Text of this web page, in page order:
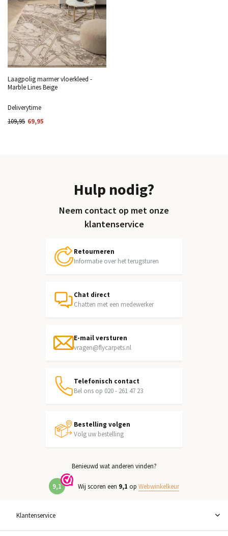
Laagpolig marmer vloerkleed -
Marble Lines Beige
Deliverytime
109,95 69,95
Hulp nodig?
Neem contact op met onze
klantenservice
Retourneren
Informatie over het terugsturen
Chat direct
Chatten met een medewerker
E-mail versturen
vragen@flycarpets.nl
Telefonisch contact
Bel ons op 020 - 261 47 23
Bestelling volgen
Volg uw bestelling
Benieuwd wat anderen vinden?
9,1 Wij scoren een 9,1 op Webwinkelkeur
Klantenservice